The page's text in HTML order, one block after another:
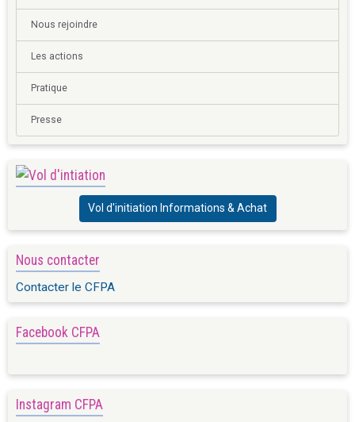
Nous rejoindre
Les actions
Pratique
Presse
Vol d'initiation Informations & Achat
Nous contacter
Contacter le CFPA
Facebook CFPA
Instagram CFPA